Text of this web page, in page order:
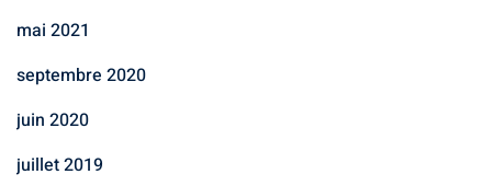
mai 2021
septembre 2020
juin 2020
juillet 2019